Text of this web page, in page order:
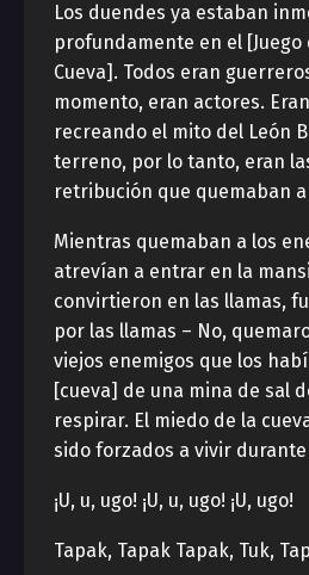
Los duendes ya estaban
profundamente en el [Juego
Cueva]. Todos eran
momento, eran actores.
recreando el mito del León
terreno, por lo tanto, eran
retribución que quemaban
Mientras quemaban a los
atrevían a entrar en la
convirtieron en las llamas,
por las llamas – No,
viejos enemigos que los
[cueva] de una mina de sal
respirar. El miedo de la
sido forzados a vivir
¡U, u, ugo! ¡U, u, ugo! ¡U, ugo!
Tapak, Tapak Tapak, Tuk,